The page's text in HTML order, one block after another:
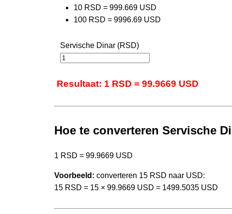
10 RSD = 999.669 USD
100 RSD = 9996.69 USD
Servische Dinar (RSD)
Resultaat: 1 RSD = 99.9669 USD
Hoe te converteren Servische
1 RSD = 99.9669 USD
Voorbeeld: converteren 15 RSD naar USD:
15 RSD = 15 × 99.9669 USD = 1499.5035 USD